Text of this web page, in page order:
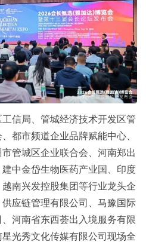
信局、管城经济技术开发区管
都市频道企业品牌赋能中心、
管城区企业联合会、河南郑出
中金岱生物医药产业国、印度
南兴发控股集团等行业龙头企
应链管理有限公司、马豫国际
河南省东西荟出入境服务有限
光秀文化传媒有限公司现场全